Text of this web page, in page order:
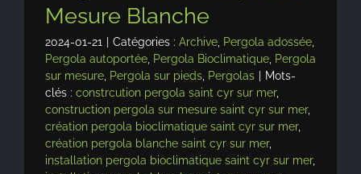
Mesure Blanche
2024-01-21 | Catégories : Archive Pergola adossée
Pergola autoportée Pergola Bioclimatique Pergola
sur mesure Pergola sur pieds Pergolas | Mots-
clés : constrcution pergola saint cyr sur mer,
construction pergola sur mesure saint cyr sur mer,
création pergola bioclimatique saint cyr sur mer,
création pergola blanche saint cyr sur mer,
installation pergola bioclimatique saint cyr sur mer,